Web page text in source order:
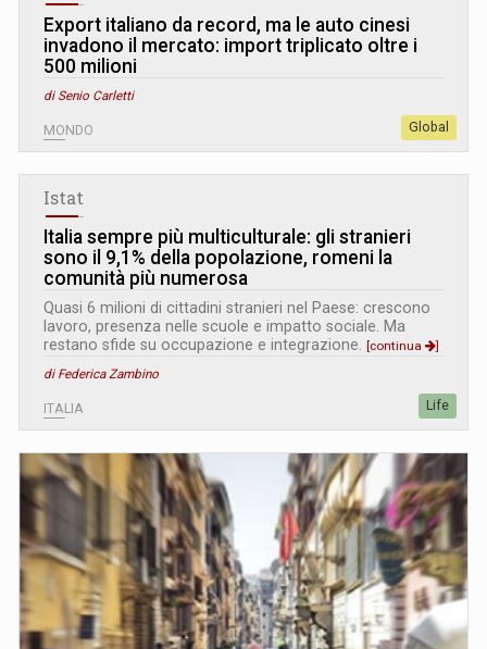
Export italiano da record, ma le auto cinesi
invadono il mercato: import triplicato oltre i
500 milioni
di Senio Carletti
MONDO Global
Istat
Italia sempre più multiculturale: gli stranieri
sono il 9,1% della popolazione, romeni la
comunità più numerosa
Quasi 6 milioni di cittadini stranieri nel Paese: crescono
lavoro, presenza nelle scuole e impatto sociale. Ma
restano sfide su occupazione e integrazione.
[continua
]
di Federica Zambino
ITALIA Life